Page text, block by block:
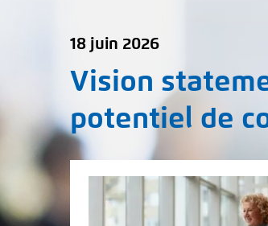
18 juin 2026
Vision
potentiel de